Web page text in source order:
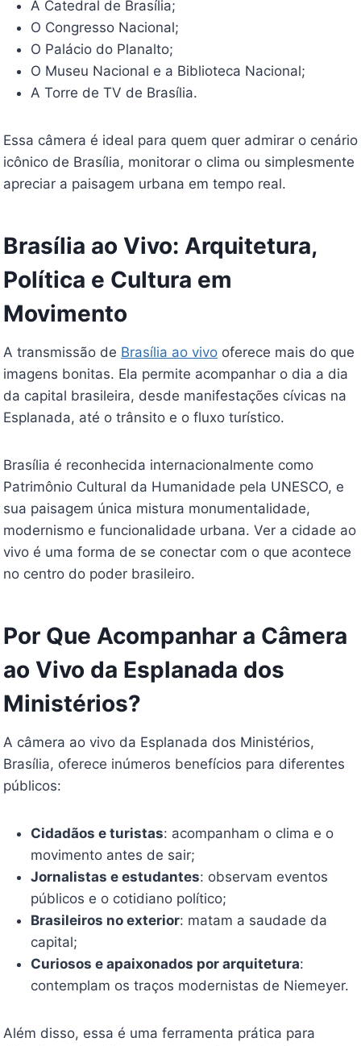
A Catedral de Brasília;
O Congresso Nacional;
O Palácio do Planalto;
O Museu Nacional e a Biblioteca Nacional;
A Torre de TV de Brasília.
Essa câmera é ideal para quem quer admirar o cenário
icônico de Brasília, monitorar o clima ou simplesmente
apreciar a paisagem urbana em tempo real.
Brasília ao Vivo: Arquitetura,
Política e Cultura em
Movimento
A transmissão de Brasília ao vivo oferece mais do que
imagens bonitas. Ela permite acompanhar o dia a dia
da capital brasileira, desde manifestações cívicas na
Esplanada, até o trânsito e o fluxo turístico.
Brasília é reconhecida internacionalmente como
Patrimônio Cultural da Humanidade pela UNESCO, e
sua paisagem única mistura monumentalidade,
modernismo e funcionalidade urbana. Ver a cidade ao
vivo é uma forma de se conectar com o que acontece
no centro do poder brasileiro.
Por Que Acompanhar a Câmera
ao Vivo da Esplanada dos
Ministérios?
A câmera ao vivo da Esplanada dos Ministérios,
Brasília, oferece inúmeros benefícios para diferentes
públicos:
Cidadãos e turistas: acompanham o clima e o
movimento antes de sair;
Jornalistas e estudantes: observam eventos
públicos e o cotidiano político;
Brasileiros no exterior: matam a saudade da
capital;
Curiosos e apaixonados por arquitetura:
contemplam os traços modernistas de Niemeyer.
Além disso, essa é uma ferramenta prática para